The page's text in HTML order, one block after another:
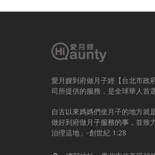
愛月嫂到府做月子經【台北市政
司所提供的服務，是全球華人首
自古以來媽媽們坐月子的地方就
做好到府做月子服務的事，並致
治理這地」-創世紀 1:28